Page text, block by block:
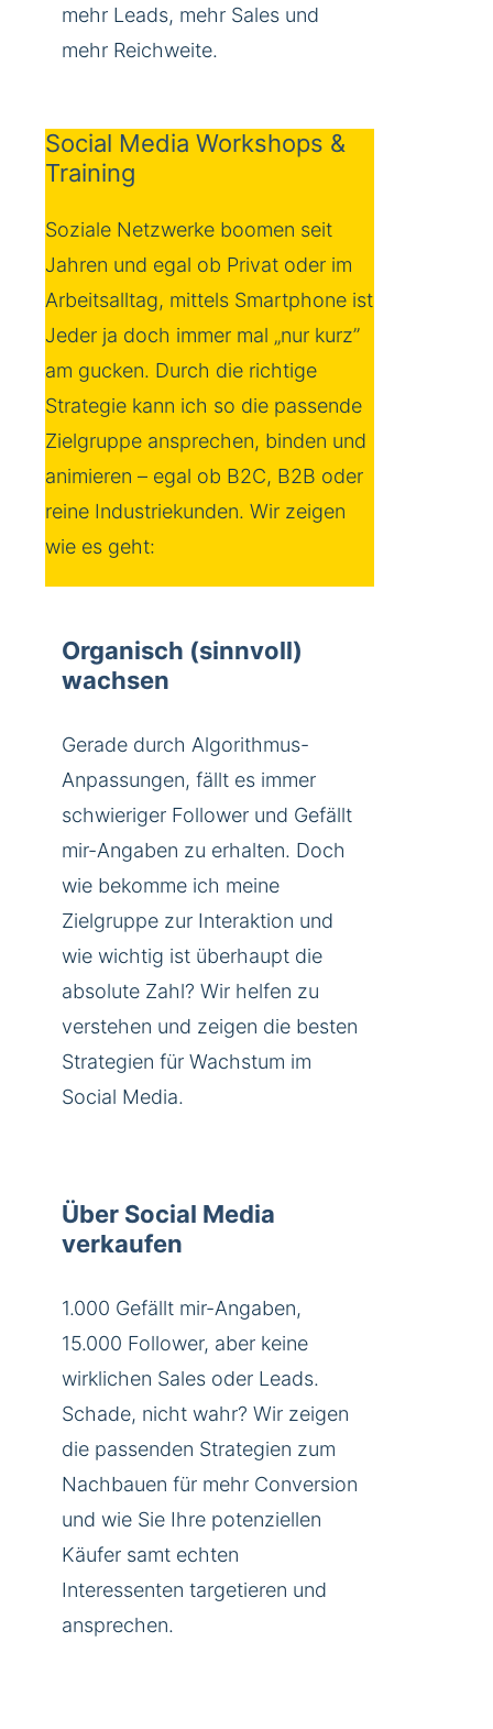
mehr Leads, mehr Sales und
mehr Reichweite.
Social Media Workshops &
Training
Soziale Netzwerke boomen seit
Jahren und egal ob Privat oder im
Arbeitsalltag, mittels Smartphone ist
Jeder ja doch immer mal „nur kurz”
am gucken. Durch die richtige
Strategie kann ich so die passende
Zielgruppe ansprechen, binden und
animieren – egal ob B2C, B2B oder
reine Industriekunden. Wir zeigen
wie es geht:
Organisch (sinnvoll)
wachsen
Gerade durch Algorithmus-
Anpassungen, fällt es immer
schwieriger Follower und Gefällt
mir-Angaben zu erhalten. Doch
wie bekomme ich meine
Zielgruppe zur Interaktion und
wie wichtig ist überhaupt die
absolute Zahl? Wir helfen zu
verstehen und zeigen die besten
Strategien für Wachstum im
Social Media.
Über Social Media
verkaufen
1.000 Gefällt mir-Angaben,
15.000 Follower, aber keine
wirklichen Sales oder Leads.
Schade, nicht wahr? Wir zeigen
die passenden Strategien zum
Nachbauen für mehr Conversion
und wie Sie Ihre potenziellen
Käufer samt echten
Interessenten targetieren und
ansprechen.